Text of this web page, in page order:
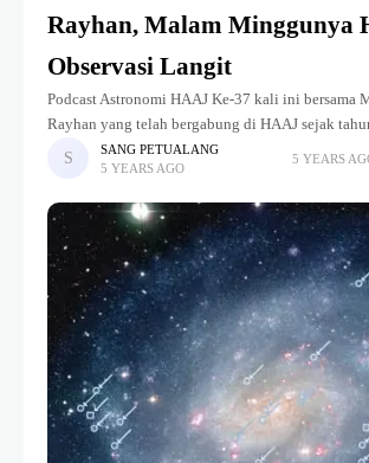
Rayhan, Malam Minggunya
Observasi Langit
Podcast Astronomi HAAJ Ke-37 kali ini bersama
Rayhan yang telah bergabung di HAAJ sejak
SANG PETUALANG
5 YEARS AGO
5 YEARS